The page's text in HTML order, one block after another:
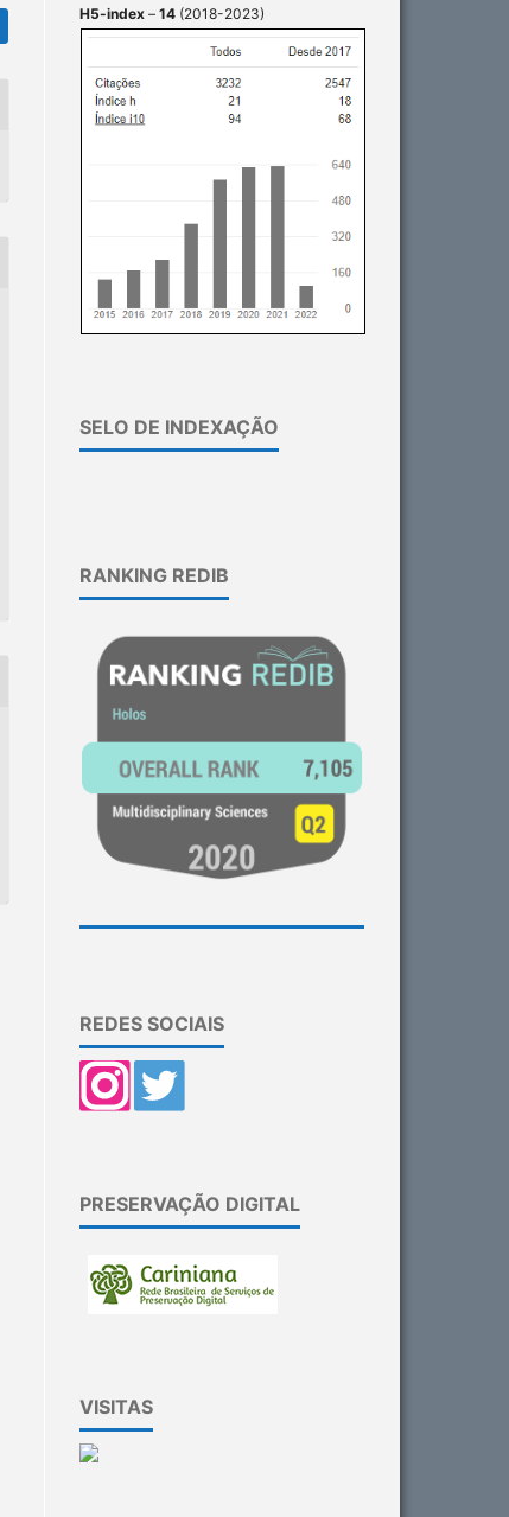
H5-index – 14 (2018-2023)
SELO DE INDEXAÇÃO
RANKING REDIB
REDES SOCIAIS
PRESERVAÇÃO DIGITAL
VISITAS